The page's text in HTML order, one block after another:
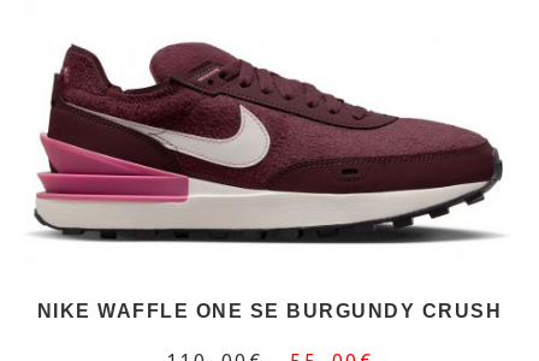
NIKE WAFFLE ONE SE BURGUNDY CRUSH